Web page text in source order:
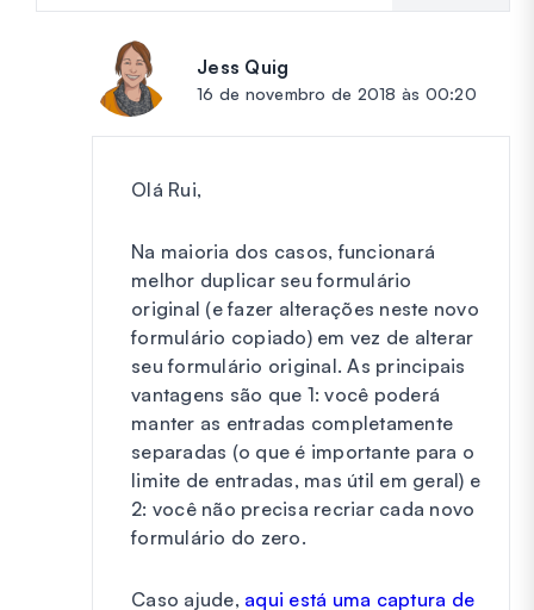
Jess Quig
16 de novembro de 2018 às 00:20
Olá Rui,
Na maioria dos casos, funcionará
melhor duplicar seu formulário
original (e fazer alterações neste novo
formulário copiado) em vez de alterar
seu formulário original. As principais
vantagens são que 1: você poderá
manter as entradas completamente
separadas (o que é importante para o
limite de entradas, mas útil em geral) e
2: você não precisa recriar cada novo
formulário do zero.
Caso ajude, aqui está uma captura de